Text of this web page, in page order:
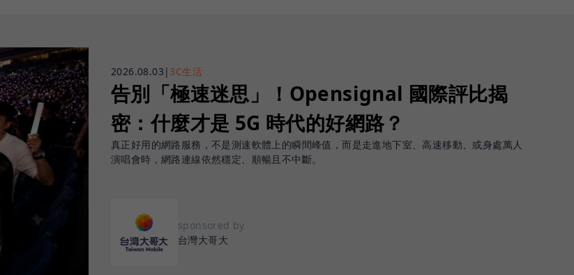
2026.08.03 | 3C生活
告別「極速迷思」！Opensignal 國際評比揭
密：什麼才是 5G 時代的好網路？
真正好用的網路服務，不是測速軟體上的瞬間峰值，而是走進地下室、高速移動、或身處萬人
演唱會時，網路連線依然穩定、順暢且不中斷。
sponsored by
台灣大哥大